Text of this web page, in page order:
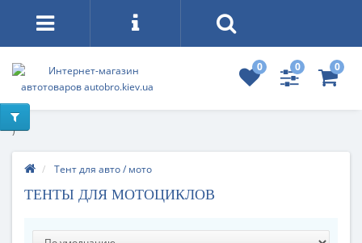
0 0 0
)
Тент для авто / мото
ТЕНТЫ ДЛЯ МОТОЦИКЛОВ